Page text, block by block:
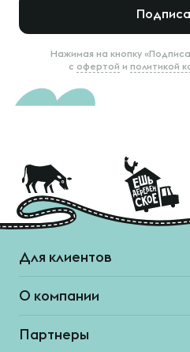
Нажимая на кнопку
с офертой и политикой
Для клиентов
О компании
Партнеры